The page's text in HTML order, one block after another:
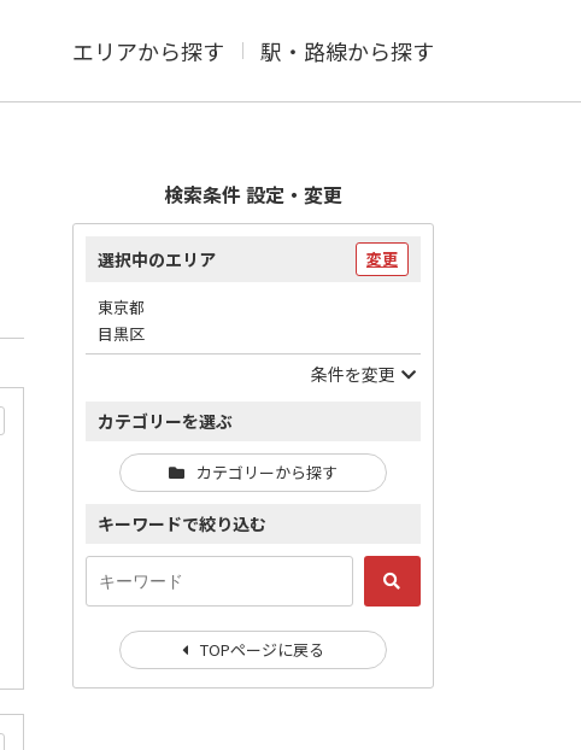
エリアから探す 駅・路線から探す
検索条件 設定・変更
選択中のエリア 変更
東京都
目黒区
条件を変更
カテゴリーを選ぶ
カテゴリーから探す
キーワードで絞り込む
TOPページに戻る